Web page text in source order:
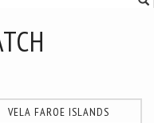
VELA FAROE ISLANDS